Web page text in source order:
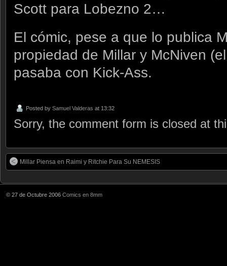
Scott para Lobezno 2…
El cómic, pese a que lo publica
propiedad de Millar y McNiven
pasaba con Kick-Ass.
Posted by Samuel Valderas at 13:32
Sorry, the comment form is closed at
Millar Piensa en Raimi y Ritchie Para Su NEMESIS
© 27 de Octubre 2006 Comics en 8mm